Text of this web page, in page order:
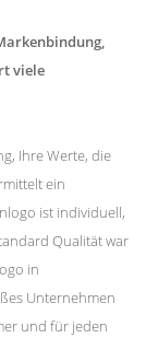
viele
Ihre Werte, die
ein
ist individuell,
Qualität war
in
Unternehmen
und für jeden